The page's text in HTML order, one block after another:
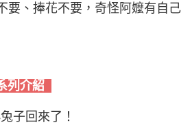
要、捧花不要，奇怪阿嬤有自己
列介紹
子回來了！